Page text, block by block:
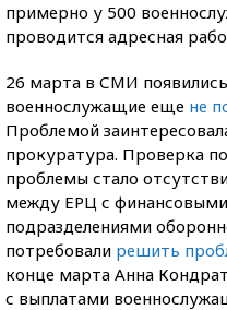
примерно у 500
проводится адресная
26 марта в СМИ
военнослужащие еще не
Проблемой
прокуратура. Проверка
проблемы стало
между ЕРЦ с
подразделениями
потребовали решить
конце марта Анна
с выплатами